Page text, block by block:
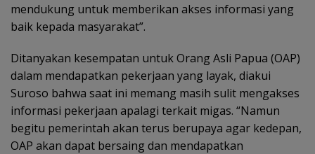
mendukung untuk memberikan akses informasi yang
baik kepada masyarakat”.
Ditanyakan kesempatan untuk Orang Asli Papua (OAP)
dalam mendapatkan pekerjaan yang layak, diakui
Suroso bahwa saat ini memang masih sulit mengakses
informasi pekerjaan apalagi terkait migas. “Namun
begitu pemerintah akan terus berupaya agar kedepan,
OAP akan dapat bersaing dan mendapatkan